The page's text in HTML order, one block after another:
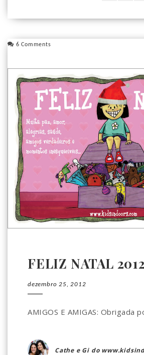
6 Comments
FELIZ NATAL 2012
dezembro 25, 2012
AMIGOS E AMIGAS: Obrigada
Cathe e Gi do